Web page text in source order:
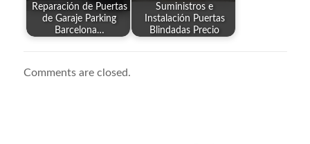
Reparación de Puertas
de Garaje Parking
Barcelona…
Suministros e
Instalación Puertas
Blindadas Precio
Comments are closed.